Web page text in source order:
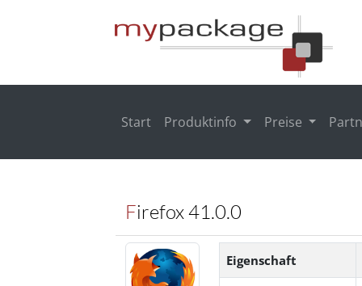
Start Produktinfo Preise
Firefox 41.0.0
Eigenschaft